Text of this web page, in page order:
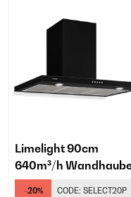
Limelight 90cm
640m³/h
Schwarz
-20% CODE: SELECT20P